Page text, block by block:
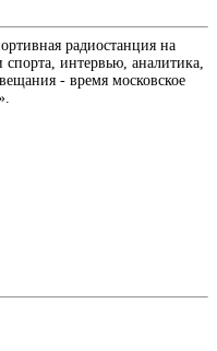
радиостанция на
интервью, аналитика,
- время московское